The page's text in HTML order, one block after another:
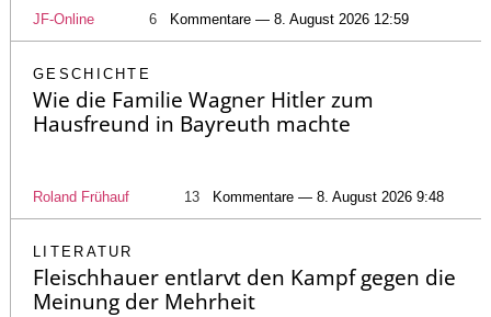
JF-Online 6 Kommentare — 8. August 2026 12:59
GESCHICHTE
Wie die Familie Wagner Hitler zum
Hausfreund in Bayreuth machte
Roland Frühauf 13 Kommentare — 8. August 2026 9:48
LITERATUR
Fleischhauer entlarvt den Kampf gegen die
Meinung der Mehrheit